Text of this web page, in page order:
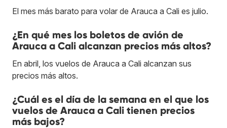
El mes más barato para volar de Arauca a Cali es julio.
¿En qué mes los boletos de avión de
Arauca a Cali alcanzan precios más altos?
En abril, los vuelos de Arauca a Cali alcanzan sus
precios más altos.
¿Cuál es el día de la semana en el que los
vuelos de Arauca a Cali tienen precios
más bajos?